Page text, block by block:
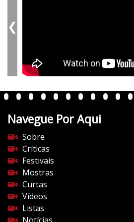
❮
Navegue Por Aqui
Sobre
Críticas
Festivais
Mostras
Curtas
Vídeos
Listas